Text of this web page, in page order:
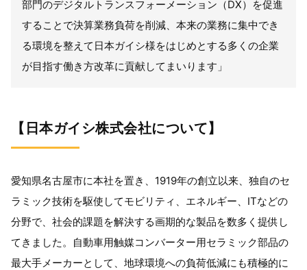
部門のデジタルトランスフォーメーション（DX）を促進
することで決算業務負荷を削減、本来の業務に集中でき
る環境を整えて日本ガイシ様をはじめとする多くの企業
が目指す働き方改革に貢献してまいります」
【日本ガイシ株式会社について】
愛知県名古屋市に本社を置き、 1919年の創立以来、独自のセ
ラミック技術を駆使してモビリティ、エネルギー、 ITなどの
分野で、社会的課題を解決する画期的な製品を数多く提供し
てきました。自動車用触媒コンバーター用セラミック部品の
最大手メーカーとして、地球環境への負荷低減にも積極的に